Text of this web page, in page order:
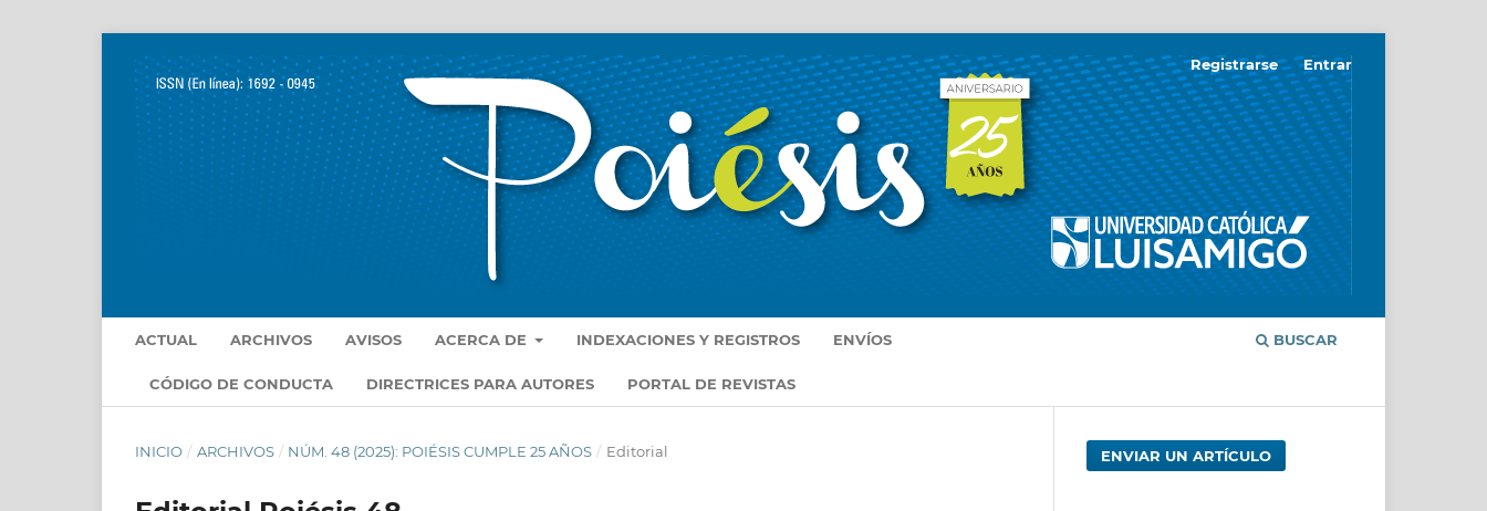
ACTUAL ARCHIVOS AVISOS ACERCA DE INDEXACIONES Y REGISTROS ENVÍOS
CÓDIGO DE CONDUCTA DIRECTRICES PARA AUTORES PORTAL DE REVISTAS
BUSCAR
Registrarse Entrar
INICIO / ARCHIVOS / NÚM. 48 (2025): POIÉSIS CUMPLE 25 AÑOS / Editorial ENVIAR UN ARTÍCULO